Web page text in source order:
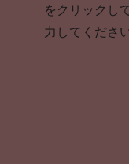
をクリックし
力してください